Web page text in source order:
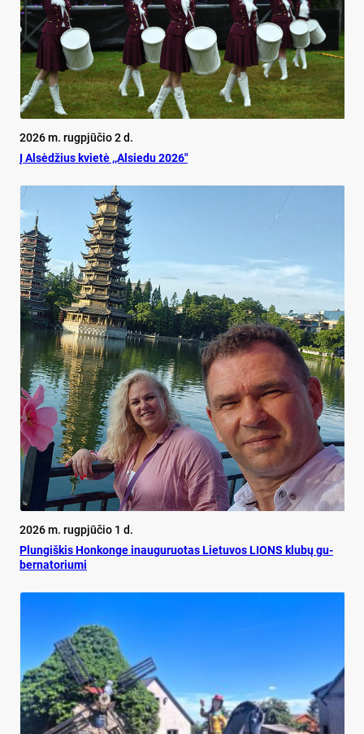
2026 m. rugpjūčio 2 d.
Į Alsėdžius kvietė ,,Alsiedu 2026″
2026 m. rugpjūčio 1 d.
Plun­giš­kis Hon­kon­ge inau­gu­ruo­tas Lie­tu­vos LIONS klu­bų gu­
ber­na­to­riu­mi